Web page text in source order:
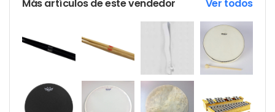
Más artículos de este vendedor Ver todos